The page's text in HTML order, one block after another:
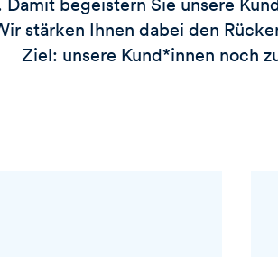
stärken Ihnen dabei den
Ziel: unsere Kund*innen noch